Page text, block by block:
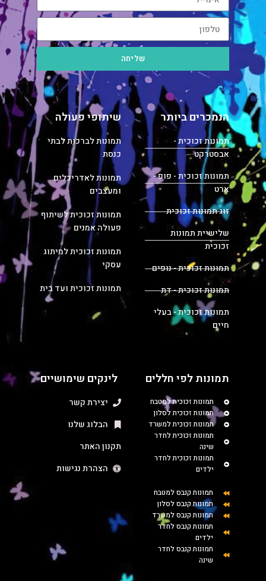
שליחה
הנמכרים ביותר
תמונות זכוכית -
אבסטרקט
תמונות זכוכית - פופ -
ארט
זוג תמונות זכוכית
שלישיית תמונות
זכוכית
תמונות זכוכית - נופים
תמונות זכוכית - דת
תמונות זכוכית - בעלי
חיים
שיתופי פעולה
תמונות לברכות לבתי
כנסת
תמונות לאדריכלים
ומעצבים
תמונות זכוכית לשיתוף
פעולה אמנים
תמונות זכוכית למיתוג
עסקי
תמונות זכוכית ועד בית
תמונות לפי חללים
תמונות זכוכית למטבח
תמונות זכוכית לסלון
תמונות זכוכית למשרד
תמונות זכוכית לחדר
שינה
תמונות זכוכית לחדר
ילדים
תמונות קנבס למטבח
תמונות קנבס לסלון
תמונות קנבס למשרד
תמונות קנבס לחדר
ילדים
תמונות קנבס לחדר
שינה
לינקים שימושיים
יצירת קשר
הבלוג שלנו
תקנון האתר
הצהרת נגישות